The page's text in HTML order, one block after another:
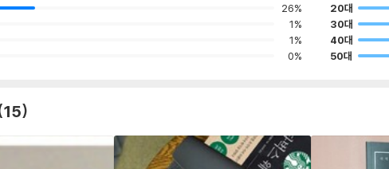
26%
1%
1%
0%
20대
30대
40대
50대